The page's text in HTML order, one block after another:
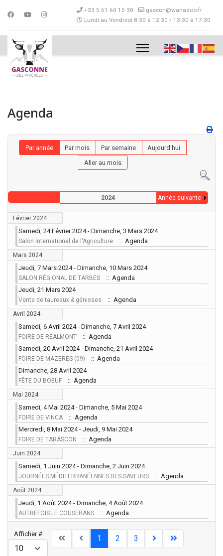
+33 5 61 60 15 30
gascon@wanadoo.fr
Lundi au Vendredi 8:30 à 12:30 / 13:30 à 17:30
Agenda
Par année Par mois Par semaine
Aujourd'hui
Aller au mois
2024 Année suivante
Février 2024
Samedi, 24 Février 2024 - Dimanche, 3 Mars 2024
Salon International de l'Agriculture :: Agenda
Mars 2024
Jeudi, 7 Mars 2024 - Dimanche, 10 Mars 2024
SALON RÉGIONAL DE TARBES
:: Agenda
Jeudi, 21 Mars 2024
Vente de taureaux & génisses :: Agenda
Avril 2024
Samedi, 6 Avril 2024 - Dimanche, 7 Avril 2024
FOIRE DE RÉALMONT
:: Agenda
Samedi, 20 Avril 2024 - Dimanche, 21 Avril 2024
FOIRE DE MAZERES (09)
:: Agenda
Dimanche, 28 Avril 2024
FÊTE DU BOEUF :: Agenda
Mai 2024
Samedi, 4 Mai 2024 - Dimanche, 5 Mai 2024
FOIRE DE VINCA
:: Agenda
Mercredi, 8 Mai 2024 - Jeudi, 9 Mai 2024
FOIRE DE TARASCON :: Agenda
Juin 2024
Samedi, 1 Juin 2024 - Dimanche, 2 Juin 2024
JOURNÉES MÉDITERRANÉENNES DES SAVEURS :: Agenda
Août 2024
Jeudi, 1 Août 2024 - Dimanche, 4 Août 2024
AUTREFOIS LE COUSERANS :: Agenda
Limite de la pagination
Afficher # 1 2 3